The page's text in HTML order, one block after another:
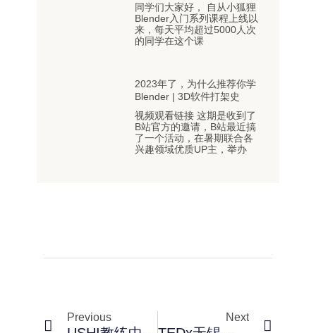
同学们大家好， 自从小狐狸
Blender入门系列课程上线以
来，每天平均超过5000人次
的同学在这个课
2023年了，为什么推荐你学
Blender | 3D软件打架史
视频观看链接 这期是收到了
B站官方的邀请，B站最近搞
了一个活动，在暑期联合各
兴趣领域优质UP主，举办
Previous Next